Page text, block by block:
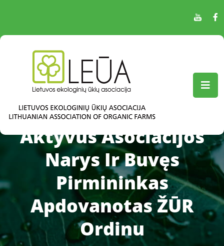
Aktyvus Asociacijos
Narys Ir Buvęs
Pirmininkas
Apdovanotas ŽŪR
Ordinu